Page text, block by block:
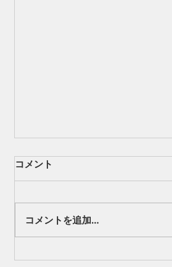
現場。
コメント
コメントを追加…